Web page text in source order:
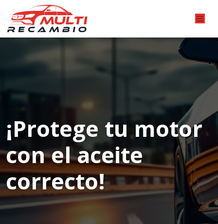
¡Protege tu motor
con el aceite
correcto!